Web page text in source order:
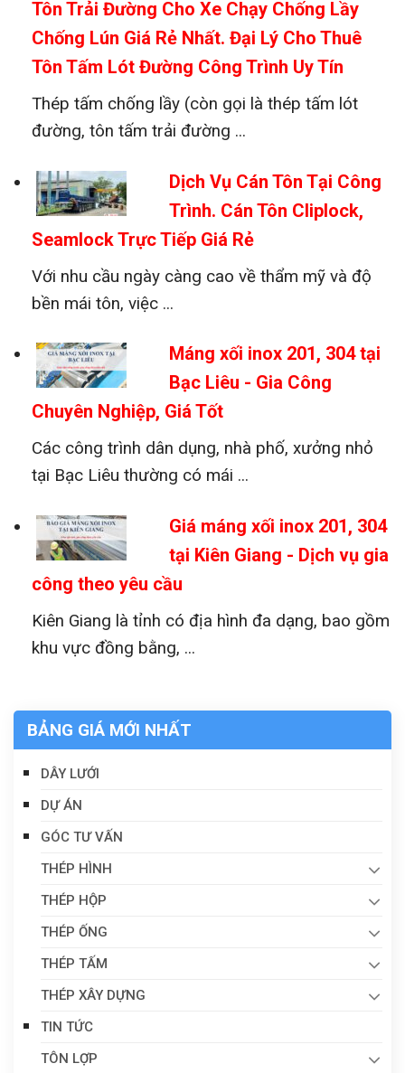
Tôn Trải Đường Cho Xe Chạy Chống Lầy
Chống Lún Giá Rẻ Nhất. Đại Lý Cho Thuê
Tôn Tấm Lót Đường Công Trình Uy Tín
Thép tấm chống lầy (còn gọi là thép tấm lót
đường, tôn tấm trải đường ...
Dịch Vụ Cán Tôn Tại Công
Trình. Cán Tôn Cliplock,
Seamlock Trực Tiếp Giá Rẻ
Với nhu cầu ngày càng cao về thẩm mỹ và độ
bền mái tôn, việc ...
Máng xối inox 201, 304 tại
Bạc Liêu - Gia Công
Chuyên Nghiệp, Giá Tốt
Các công trình dân dụng, nhà phố, xưởng nhỏ
tại Bạc Liêu thường có mái ...
Giá máng xối inox 201, 304
tại Kiên Giang - Dịch vụ gia
công theo yêu cầu
Kiên Giang là tỉnh có địa hình đa dạng, bao gồm
khu vực đồng bằng, ...
BẢNG GIÁ MỚI NHẤT
DÂY LƯỚI
DỰ ÁN
GÓC TƯ VẤN
THÉP HÌNH
THÉP HỘP
THÉP ỐNG
THÉP TẤM
THÉP XÂY DỰNG
TIN TỨC
TÔN LỢP